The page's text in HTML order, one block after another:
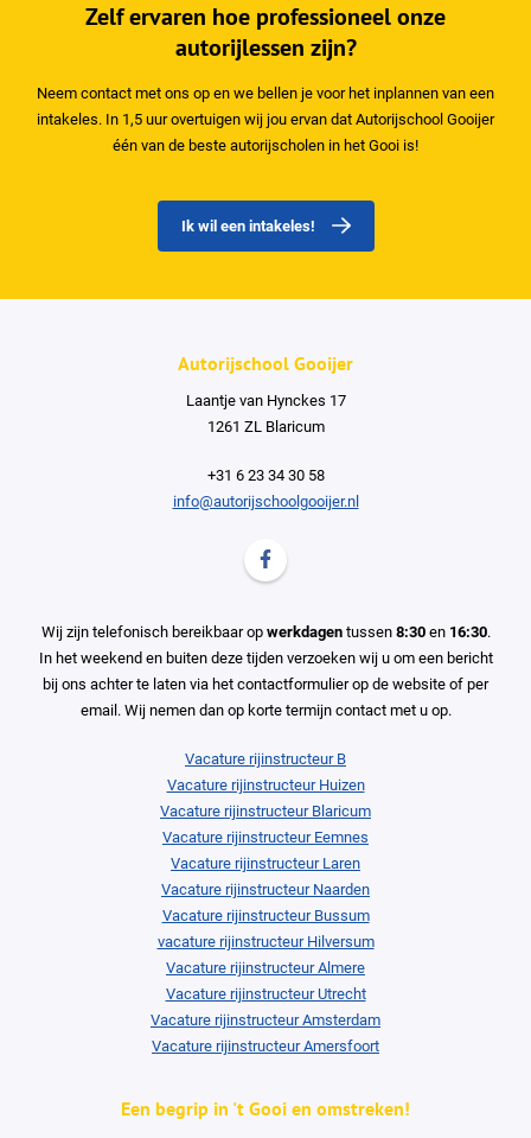
Zelf ervaren hoe professioneel onze
autorijlessen zijn?
Neem contact met ons op en we bellen je voor het inplannen van een
intakeles. In 1,5 uur overtuigen wij jou ervan dat Autorijschool Gooijer
één van de beste autorijscholen in het Gooi is!
Ik wil een intakeles!
Autorijschool Gooijer
Laantje van Hynckes 17
1261 ZL Blaricum
+31 6 23 34 30 58
info@autorijschoolgooijer.nl
Wij zijn telefonisch bereikbaar op werkdagen tussen 8:30en 16:30.
In het weekend en buiten deze tijden verzoeken wij u om een bericht
bij ons achter te laten via het contactformulier op de website of per
email. Wij nemen dan op korte termijn contact met u op.
Vacature rijinstructeur B
Vacature rijinstructeur Huizen
Vacature rijinstructeur Blaricum
Vacature rijinstructeur Eemnes
Vacature rijinstructeur Laren
Vacature rijinstructeur Naarden
Vacature rijinstructeur Bussum
vacature rijinstructeur Hilversum
Vacature rijinstructeur Almere
Vacature rijinstructeur Utrecht
Vacature rijinstructeur Amsterdam
Vacature rijinstructeur Amersfoort
Een begrip in 't Gooi en omstreken!